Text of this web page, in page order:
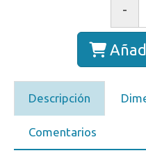
-
Descripción
Comentarios